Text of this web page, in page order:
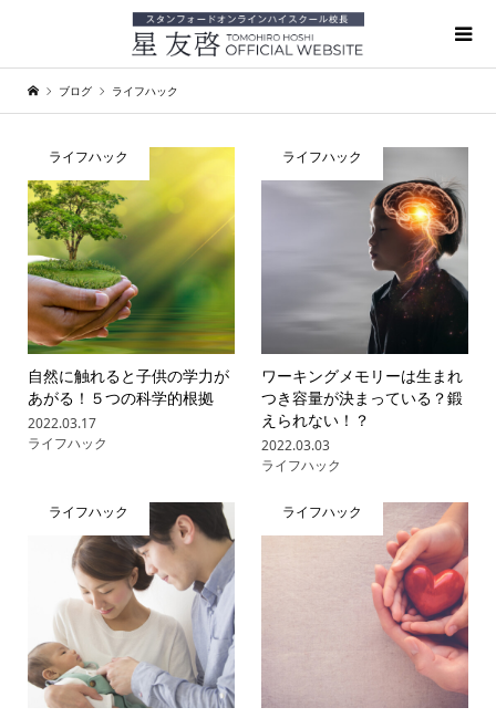
ブログ ライフハック
ライフハック
自然に触れると子供の学力が
あがる！５つの科学的根拠
2022.03.17
ライフハック
ライフハック
ワーキングメモリーは生まれ
つき容量が決まっている？鍛
えられない！？
2022.03.03
ライフハック
ライフハック ライフハック